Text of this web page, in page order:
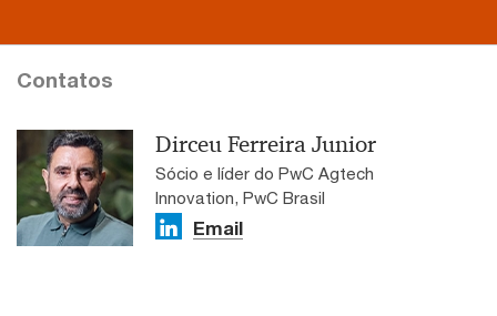
Contatos
Dirceu Ferreira Junior
Sócio e líder do PwC Agtech
Innovation, PwC Brasil
Email